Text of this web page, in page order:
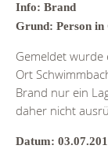
Info: Brand
Grund: Person in
Gemeldet
Ort
Brand nur ein
daher nicht
Datum: